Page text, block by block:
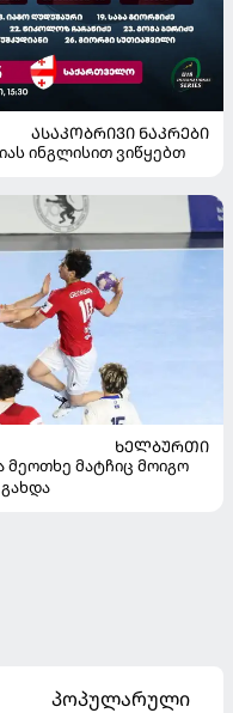
ᲐᲡᲐᲙᲝᲑᲠᲘᲕᲘ ᲜᲐᲙᲠᲔᲑᲘ
ინგლისით ვიწყებთ
ᲮᲔᲚᲑᲣᲠᲗᲘ
მეოთხე მატჩიც მოიგო
პოპულარული